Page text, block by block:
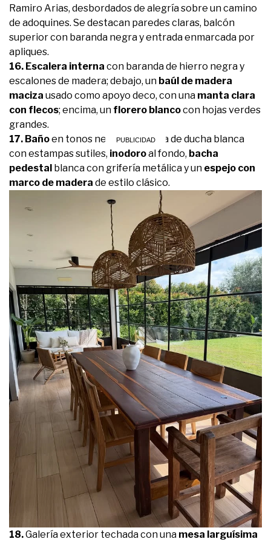
Ramiro Arias, desbordados de alegría sobre un camino
de adoquines. Se destacan paredes claras, balcón
superior con baranda negra y entrada enmarcada por
apliques.
16. Escalera interna con baranda de hierro negra y
escalones de madera; debajo, un baúl de madera
maciza usado como apoyo deco, con una manta clara
con flecos; encima, un florero blancocon hojas verdes
grandes.
17. Bañoen tonos neutros: cortina de ducha blanca
con estampas sutiles, inodoroal fondo, bacha
pedestal blanca con grifería metálica y un espejo con
marco de madera de estilo clásico.
18.Galería exterior techada con una mesa larguísima